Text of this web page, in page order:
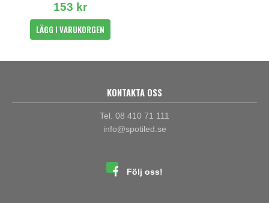
153 kr
LÄGG I VARUKORGEN
KONTAKTA OSS
Tel. 08 410 71 111
info@spotiled.se
Följ oss!